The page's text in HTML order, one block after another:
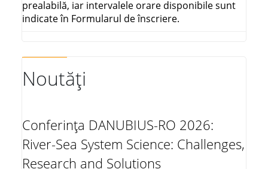
prealabilă, iar intervalele orare disponibile sunt
indicate în Formularul de înscriere.
Noutăți
Conferința DANUBIUS-RO 2026:
River-Sea System Science: Challenges,
Research and Solutions